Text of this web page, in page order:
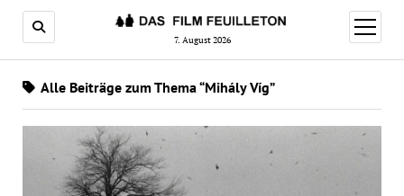
7. August 2026
Menü
öffnen
Alle Beiträge zum Thema “Mihály Víg”